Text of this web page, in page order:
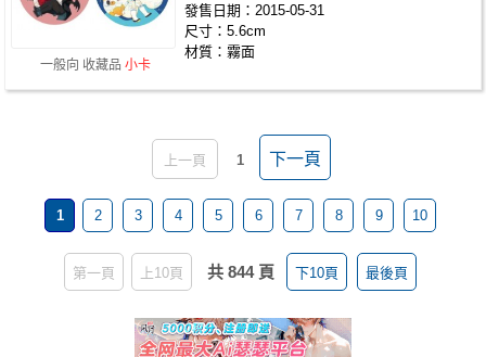
一般向 收藏品 小卡
發售日期：2015-05-31
尺寸：5.6cm
材質：霧面
上一頁 1 下一頁
1 2 3 4 5 6 7 8 9 10
第一頁 上10頁 共 844 頁 下10頁 最後頁